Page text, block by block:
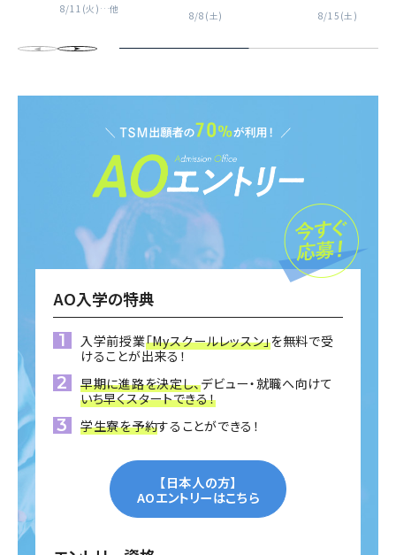
8/11(火) …他
8/8(土) 8/15(土)
AO入学の特典
入学前授業「Myスクールレッスン」を無料で受
けることが出来る！
早期に進路を決定し、デビュー・就職へ向けて
いち早くスタートできる！
学生寮を予約することができる！
【日本人の方】
AOエントリーはこちら